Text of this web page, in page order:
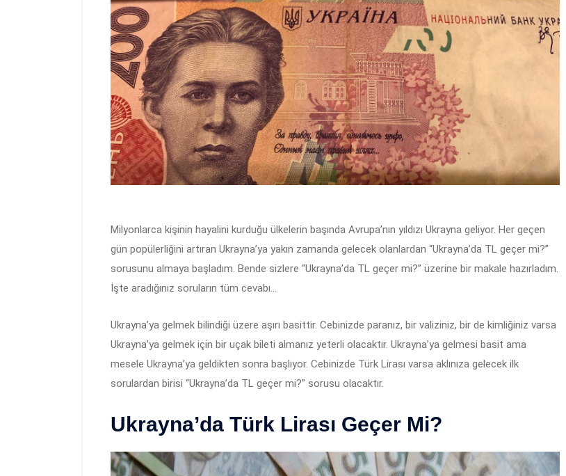
Milyonlarca kişinin hayalini kurduğu ülkelerin başında Avrupa’nın yıldızı Ukrayna geliyor. Her geçen
gün popülerliğini artıran Ukrayna’ya yakın zamanda gelecek olanlardan “Ukrayna’da TL geçer mi?”
sorusunu almaya başladım. Bende sizlere “Ukrayna’da TL geçer mi?” üzerine bir makale hazırladım.
İşte aradığınız soruların tüm cevabı…
Ukrayna’ya gelmek bilindiği üzere aşırı basittir. Cebinizde paranız, bir valiziniz, bir de kimliğiniz varsa
Ukrayna’ya gelmek için bir uçak bileti almanız yeterli olacaktır. Ukrayna’ya gelmesi basit ama
mesele Ukrayna’ya geldikten sonra başlıyor. Cebinizde Türk Lirası varsa aklınıza gelecek ilk
sorulardan birisi “Ukrayna’da TL geçer mi?” sorusu olacaktır.
Ukrayna’da Türk Lirası Geçer Mi?